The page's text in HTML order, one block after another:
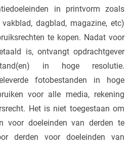
in printvorm zoals
dagblad, magazine, etc)
te kopen. Nadat voor
is, ontvangt opdrachtgever
in hoge resolutie.
fotobestanden in hoge
voor alle media, rekening
Het is niet toegestaan om
voor doeleinden van derden te
derden voor doeleinden van